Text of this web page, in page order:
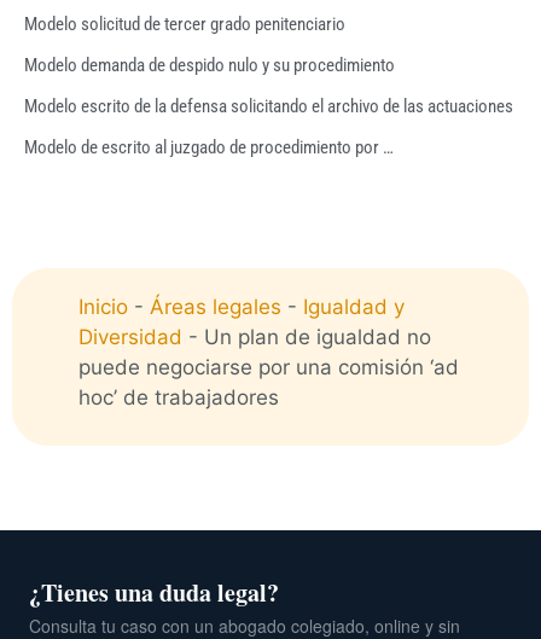
Modelo solicitud de tercer grado penitenciario
Modelo demanda de despido nulo y su procedimiento
Modelo escrito de la defensa solicitando el archivo de las actuaciones
Modelo de escrito al juzgado de procedimiento por …
Inicio - Áreas legales - Igualdad y
Diversidad - Un plan de igualdad no
puede negociarse por una comisión ‘ad
hoc’ de trabajadores
¿Tienes una duda legal?
Consulta tu caso con un abogado colegiado, online y sin